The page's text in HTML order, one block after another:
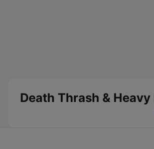
Death Thrash & Heavy